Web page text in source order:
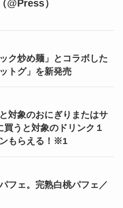
@Press）
ク炒め麺」とコラボした
トグ」を新発売
対象のおにぎりまたはサ
うと対象のドリンク１
もらえる！※1
フェ。完熟白桃パフェ／